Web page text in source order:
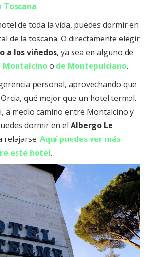
Toscana.
de toda la vida, puedes dormir en
de la toscana. O directamente elegir
a los viñedos, ya sea en alguno de
Montalcinoo de Montepulciano.
personal, aprovechando que
qué mejor que un hotel termal.
a medio camino entre Montalcino y
dormir en el Albergo Le
relajarse. Aquí puedes ver más
este hotel.